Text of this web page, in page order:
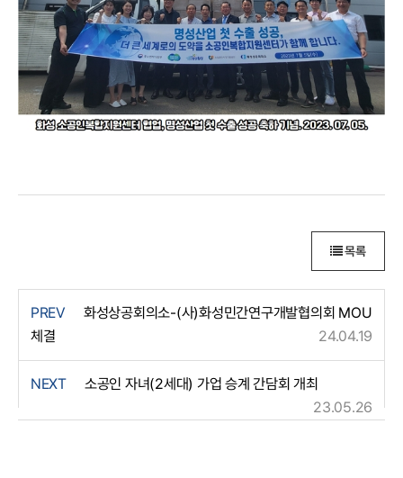
목록
PREV
화성상공회의소-(사)화성민간연구개발협의회 MOU
체결
24.04.19
NEXT
소공인 자녀(2세대) 가업 승계 간담회 개최
23.05.26